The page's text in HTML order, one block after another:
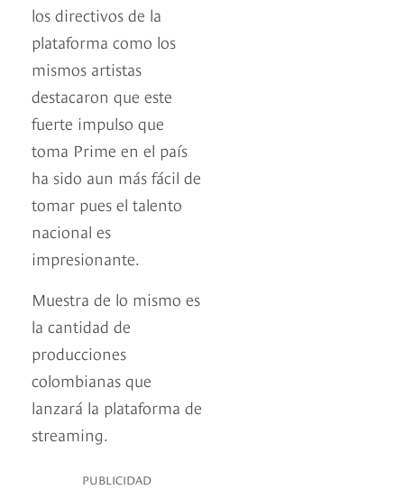
los directivos de la
plataforma como los
mismos artistas
destacaron que este
fuerte impulso que
toma Prime en el país
ha sido aun más fácil de
tomar pues el talento
nacional es
impresionante.
Muestra de lo mismo es
la cantidad de
producciones
colombianas que
lanzará la plataforma de
streaming.
PUBLICIDAD